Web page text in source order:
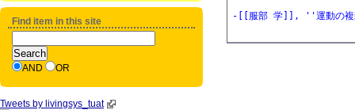
-[[服部 学]], ''運動の複雑
Find item in this site
AND OR
Tweets by livingsys_tuat